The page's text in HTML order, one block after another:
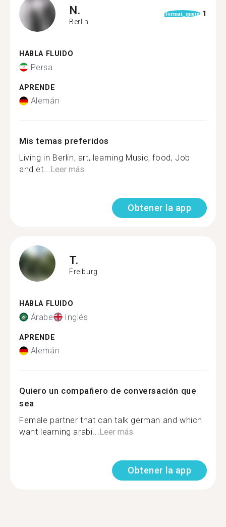
N.
Berlin
format_quote 1
HABLA FLUIDO
Persa
APRENDE
Alemán
Mis temas preferidos
Living in Berlin, art, learning Music, food, Job
and et...Leer más
Obtener la app
T.
Freiburg
HABLA FLUIDO
Árabe Inglés
APRENDE
Alemán
Quiero un compañero de conversación que
sea
Female partner that can talk german and which
want learning arabi...Leer más
Obtener la app